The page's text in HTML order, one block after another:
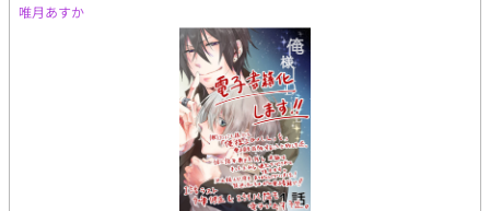
唯月あすか